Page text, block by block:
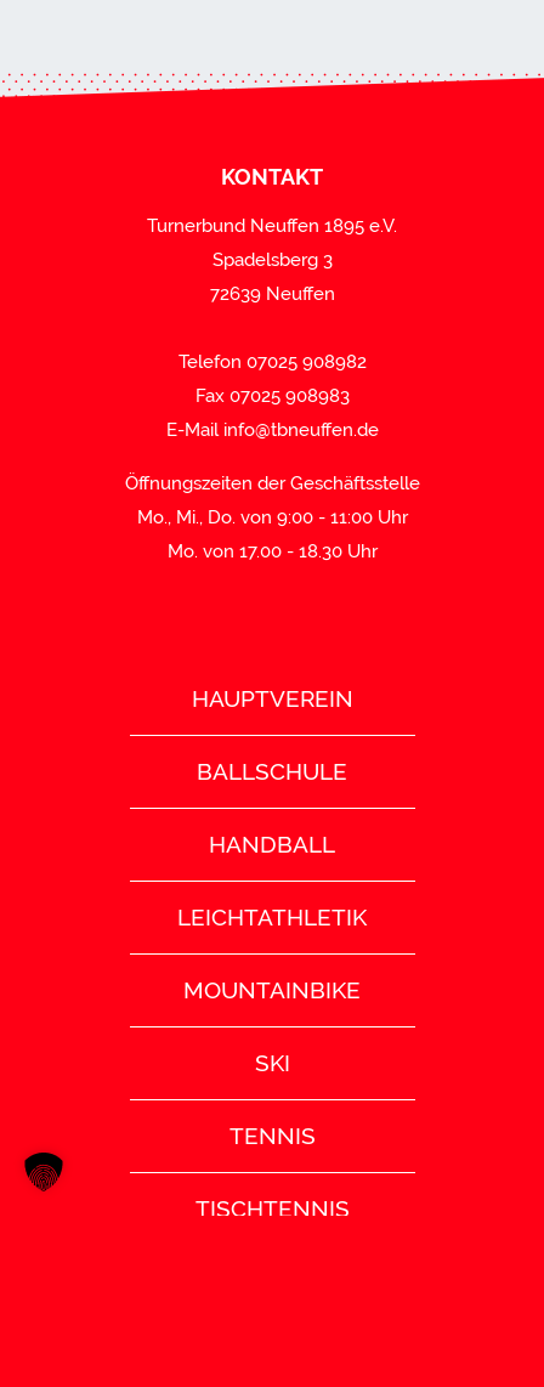
KONTAKT
Turnerbund Neuffen 1895 e.V.
Spadelsberg 3
72639 Neuffen
Telefon 07025 908982
Fax 07025 908983
E-Mail info@tbneuffen.de
Öffnungszeiten der Geschäftsstelle
Mo., Mi., Do. von 9:00 - 11:00 Uhr
Mo. von 17.00 - 18.30 Uhr
HAUPTVEREIN
BALLSCHULE
HANDBALL
LEICHTATHLETIK
MOUNTAINBIKE
SKI
TENNIS
TISCHTENNIS